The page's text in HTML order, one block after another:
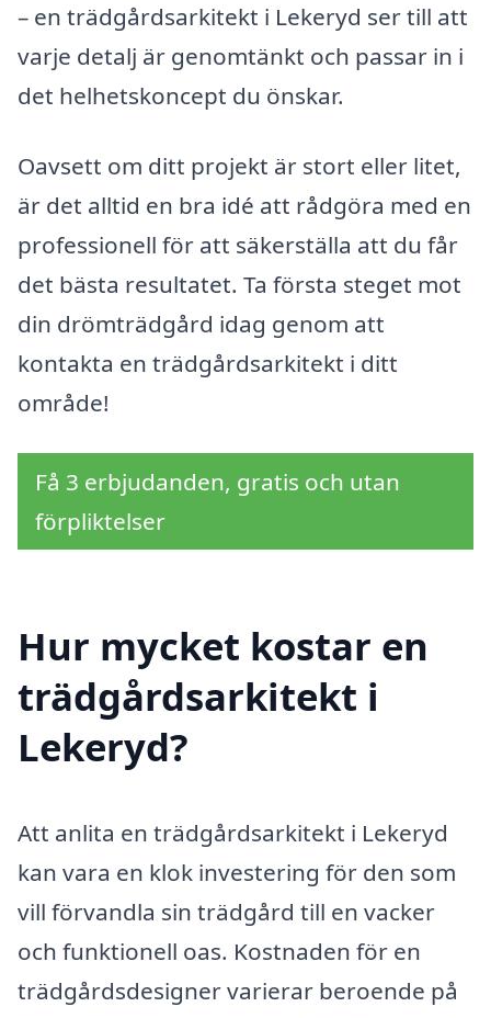
– en trädgårdsarkitekt i Lekeryd ser till att
varje detalj är genomtänkt och passar in i
det helhetskoncept du önskar.
Oavsett om ditt projekt är stort eller litet,
är det alltid en bra idé att rådgöra med en
professionell för att säkerställa att du får
det bästa resultatet. Ta första steget mot
din drömträdgård idag genom att
kontakta en trädgårdsarkitekt i ditt
område!
Få 3 erbjudanden, gratis och utan
förpliktelser
Hur mycket kostar en
trädgårdsarkitekt i
Lekeryd?
Att anlita en trädgårdsarkitekt i Lekeryd
kan vara en klok investering för den som
vill förvandla sin trädgård till en vacker
och funktionell oas. Kostnaden för en
trädgårdsdesigner varierar beroende på